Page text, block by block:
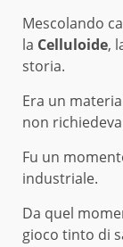
Mescolando
la Celluloide,
storia.
Era un
non
Fu un
industriale.
Da quel
gioco tinto di